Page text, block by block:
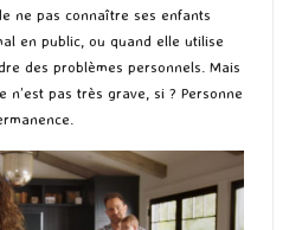
ne pas connaître ses enfants
en public, ou quand elle utilise
des problèmes personnels. Mais
n’est pas très grave, si ? Personne